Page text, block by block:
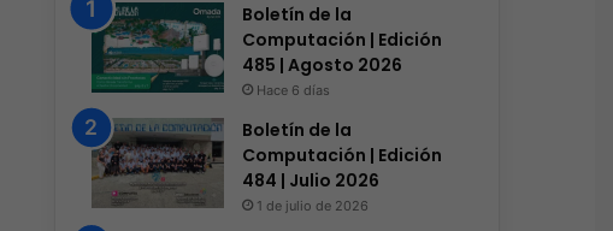
Boletín de la
Computación | Edición
485 | Agosto 2026
Hace 6 días
Boletín de la
Computación | Edición
484 | Julio 2026
1 de julio de 2026